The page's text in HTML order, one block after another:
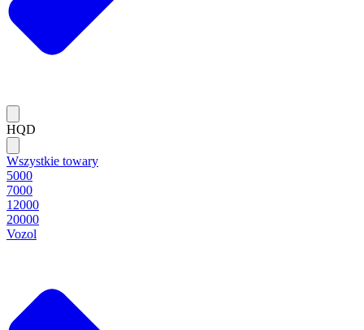
HQD
Wszystkie towary
5000
7000
12000
20000
Vozol